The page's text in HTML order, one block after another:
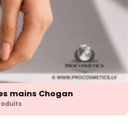
mains Chogan